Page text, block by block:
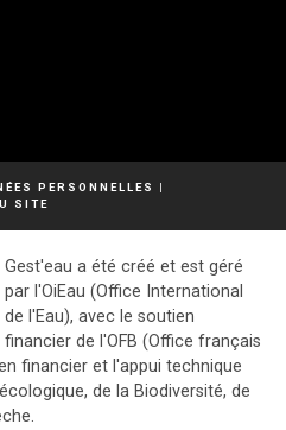
PERSONNELLES
SITE
Gest'eau a été créé et est géré
par l'OiEau (Office International
de l'Eau), avec le soutien
financier de l'OFB (Office français
financier et l'appui technique
de la Biodiversité, de